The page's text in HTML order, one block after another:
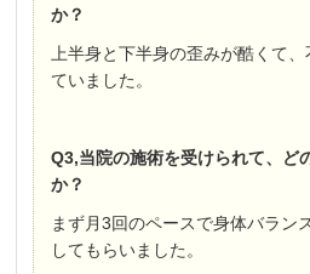
か？
上半身と下半身の歪みが酷くて
ていました。
Q3,当院の施術を受けられて、ど
か？
まず月3回のペースで身体バラン
してもらいました。